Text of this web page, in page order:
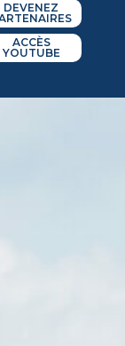
DEVENEZ
ACCÈS
YOUTUBE